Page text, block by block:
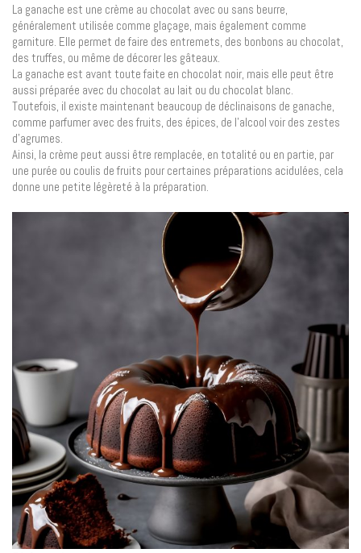
La ganache est une crème au chocolat avec ou sans beurre,
généralement utilisée comme glaçage, mais également comme
garniture. Elle permet de faire des entremets, des bonbons au chocolat,
des truffes, ou même de décorer les gâteaux.
La ganache est avant toute faite en chocolat noir, mais elle peut être
aussi préparée avec du chocolat au lait ou du chocolat blanc.
Toutefois, il existe maintenant beaucoup de déclinaisons de ganache,
comme parfumer avec des fruits, des épices, de l’alcool voir des zestes
d’agrumes.
Ainsi, la crème peut aussi être remplacée, en totalité ou en partie, par
une purée ou coulis de fruits pour certaines préparations acidulées, cela
donne une petite légèreté à la préparation.